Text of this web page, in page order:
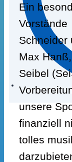
Ein
Vorstände
Schneider
Max
Seibel
unsere
finanziell
tolles